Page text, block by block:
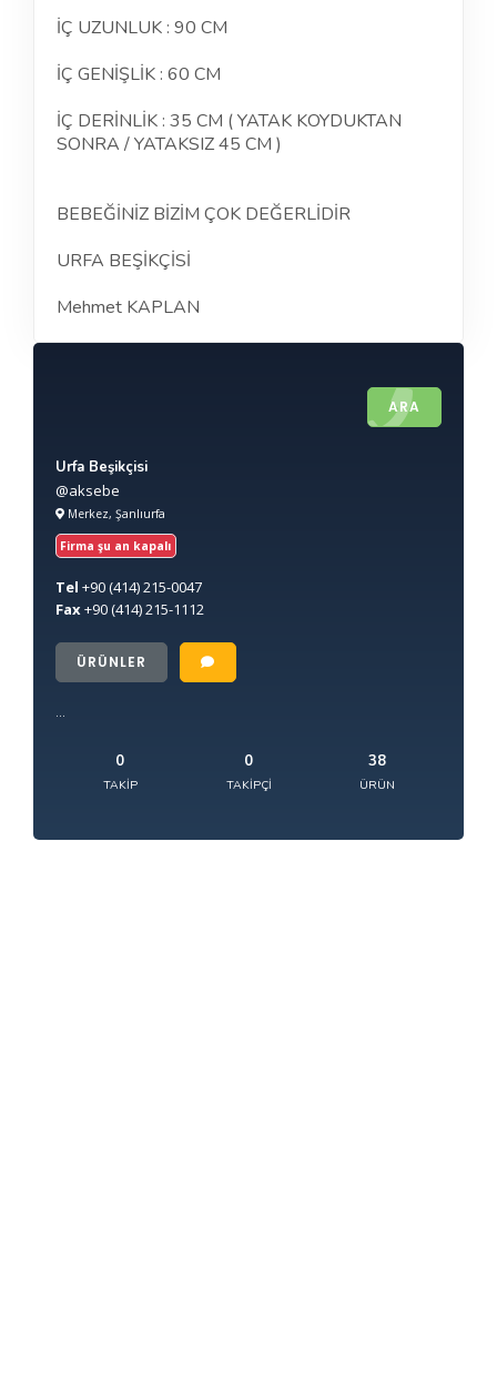
İÇ UZUNLUK : 90 CM
İÇ GENİŞLİK : 60 CM
İÇ DERİNLİK : 35 CM ( YATAK KOYDUKTAN
SONRA / YATAKSIZ 45 CM )
BEBEĞİNİZ BİZİM ÇOK DEĞERLİDİR
URFA BEŞİKÇİSİ
Mehmet KAPLAN
ARA
Urfa Beşikçisi
@aksebe
Merkez, Şanlıurfa
Firma şu an kapalı
Tel +90(414) 215-0047
Fax+90(414) 215-1112
ÜRÜNLER
0
TAKIP
0
TAKIPÇI
38
ÜRÜN